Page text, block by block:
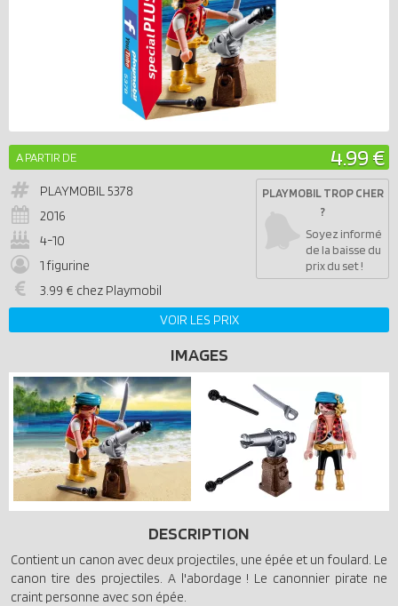
A PARTIR DE 4.99 €
PLAYMOBIL5378
2016
4-10
1 figurine
3.99 € chez Playmobil
PLAYMOBIL TROP CHER
?
Soyez informé
de la baisse du
prix du set !
VOIR LES PRIX
IMAGES
DESCRIPTION
Contient un canon avec deux projectiles, une épée et un foulard. Le
canon tire des projectiles. A l'abordage ! Le canonnier pirate ne
craint personne avec son épée.